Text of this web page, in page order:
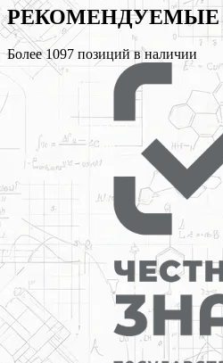
РЕКОМЕНДУЕМЫЕ
Более1097 позиций в наличии